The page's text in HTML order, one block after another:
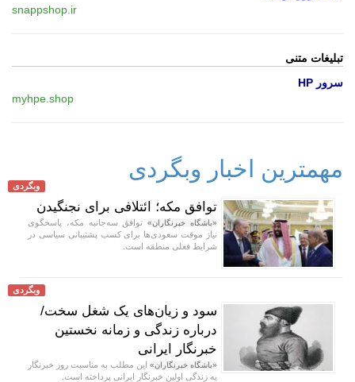
snappshop.ir
تبلیغات متنی
سرور HP
myhpe.shop
مهمترین اخبار وبگردی
وبگردی
توافق مکه؛ ائتلافی برای نجنگیدن
«باشگاه خبرنگاران»توافق سه‌جانبه مکه، پاسخگوی
نیاز موقت سعودی‌ها برای کسب پشتیبانی سیاسی در
شرایط فعلی منطقه است.
وبگردی
سود و زیان‌های یک شغل سخت/
درباره زندگی و زمانه نخستین
خبرنگار ایرانی
«باشگاه خبرنگاران» این مطلب به مناسبت روز خبرنگار
به زندگی اولین خبرنگار ایرانی پرداخته است.